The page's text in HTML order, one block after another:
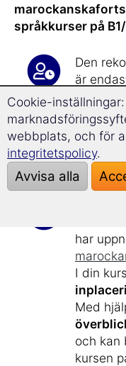
språkkurser på
Den
är
Du
snabbt
Den
1800
har
I din
Med
och kan
kursen
Cookie-
webbplats, och för
integritetspolicy.
Avvisa alla